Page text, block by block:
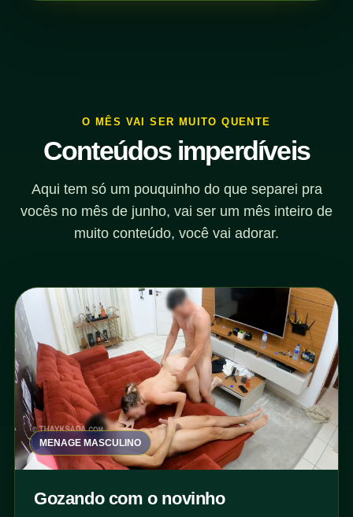
O MÊS VAI SER MUITO QUENTE
Conteúdos imperdíveis
Aqui tem só um pouquinho do que separei pra
vocês no mês de junho, vai ser um mês inteiro de
muito conteúdo, você vai adorar.
MENAGE MASCULINO
Gozando com o novinho